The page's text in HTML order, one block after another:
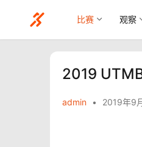
比赛 观察
2019
admin • 2019年9